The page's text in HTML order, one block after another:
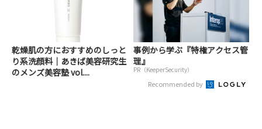
乾燥肌の方におすすめのしっと
り系洗顔料｜あきば美容研究生
のメンズ美容塾 vol....
事例から学ぶ『特権アクセス管
理』
PR（KeeperSecurity）
Recommended by